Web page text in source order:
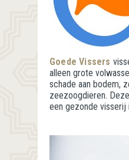
Goede Vissers
alleen grote
schade aan bodem,
zeezoogdieren.
een gezonde visserij